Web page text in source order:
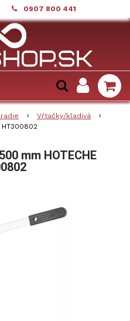
0907 800 441
Vŕtačky/kladivá
HT300802
mm HOTECHE